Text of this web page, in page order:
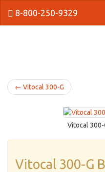
8-800-250-9329
← Vitocal 300-G
Vitocal 300-
Vitocal 300-G